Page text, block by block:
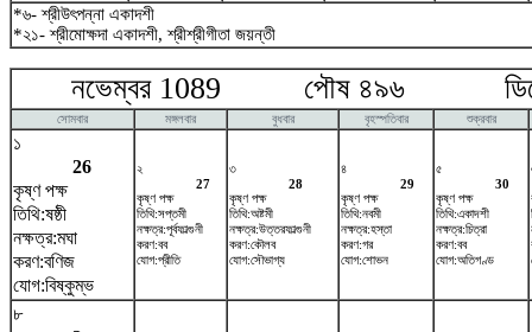
*৬- শ্রীউৎপন্না একাদশী
*২১- শ্রীমোক্ষদা একাদশী, শ্রীশ্রীগীতা জয়ন্তী
নভেম্বর 1089 পৌষ ৪৯৬
সোমবার মঙ্গলবার বুধবার বৃহস্পতিবার শুক্রবার
১
26
কৃষ্ণ পক্ষ
তিথি:ষষ্ঠী
নক্ষত্র:মঘা
করণ:বণিজ
যোগ:বিষ্কুম্ভ
২
27
কৃষ্ণ পক্ষ
তিথি:সপ্তমী
নক্ষত্র:পূর্বফাল্গুনী
করণ:বব
যোগ:প্রীতি
৩
28
কৃষ্ণ পক্ষ
তিথি:অষ্টমী
নক্ষত্র:উত্তরফাল্গুনী
করণ:কৌলব
যোগ:সৌভাগ্য
৪
29
কৃষ্ণ পক্ষ
তিথি:নবমী
নক্ষত্র:হস্তা
করণ:গর
যোগ:শোভন
৫
30
কৃষ্ণ পক্ষ
তিথি:একাদশী
নক্ষত্র:চিত্রা
করণ:বব
যোগ:অতিগণ্ড
৮